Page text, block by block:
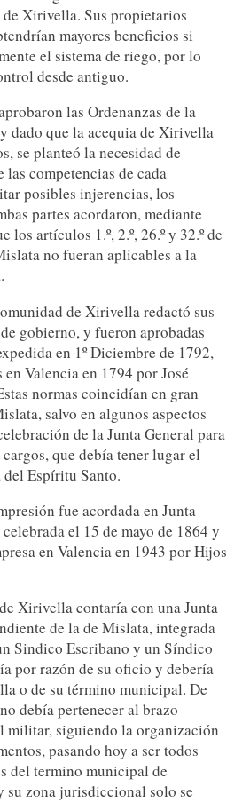
Xirivella. Sus propietarios
mayores beneficios si
el sistema de riego, por lo
desde antiguo.
las Ordenanzas de la
dado que la acequia de Xirivella
se planteó la necesidad de
competencias de cada
posibles injerencias, los
partes acordaron, mediante
los artículos 1.º, 2.º, 26.º y 32.º de
no fueran aplicables a la
de Xirivella redactó sus
gobierno, y fueron aprobadas
en 1º Diciembre de 1792,
Valencia en 1794 por José
normas coincidían en gran
salvo en algunos aspectos
de la Junta General para
que debía tener lugar el
del Espíritu Santo.
fue acordada en Junta
el 15 de mayo de 1864 y
en Valencia en 1943 por Hijos
Xirivella contaría con una Junta
de la de Mislata, integrada
Sindico Escribano y un Síndico
por razón de su oficio y debería
o de su término municipal. De
debía pertenecer al brazo
militar, siguiendo la organización
pasando hoy a ser todos
del termino municipal de
su zona jurisdiccional solo se